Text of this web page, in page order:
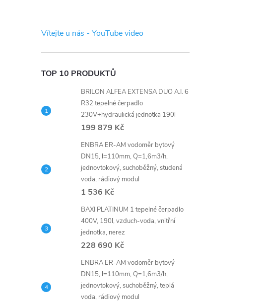
t
r
a
n
p
n
l
Vítejte u nás - YouTube video
TOP 10 PRODUKTŮ
BRILON ALFEA EXTENSA DUO A.I. 6
R32 tepelné čerpadlo
230V+hydraulická jednotka 190l
199 879 Kč
ENBRA ER-AM vodoměr bytový
DN15, l=110mm, Q=1,6m3/h,
jednovtokový, suchoběžný, studená
voda, rádiový modul
1 536 Kč
BAXI PLATINUM 1 tepelné čerpadlo
400V, 190l, vzduch-voda, vnitřní
jednotka, nerez
228 690 Kč
ENBRA ER-AM vodoměr bytový
DN15, l=110mm, Q=1,6m3/h,
jednovtokový, suchoběžný, teplá
voda, rádiový modul